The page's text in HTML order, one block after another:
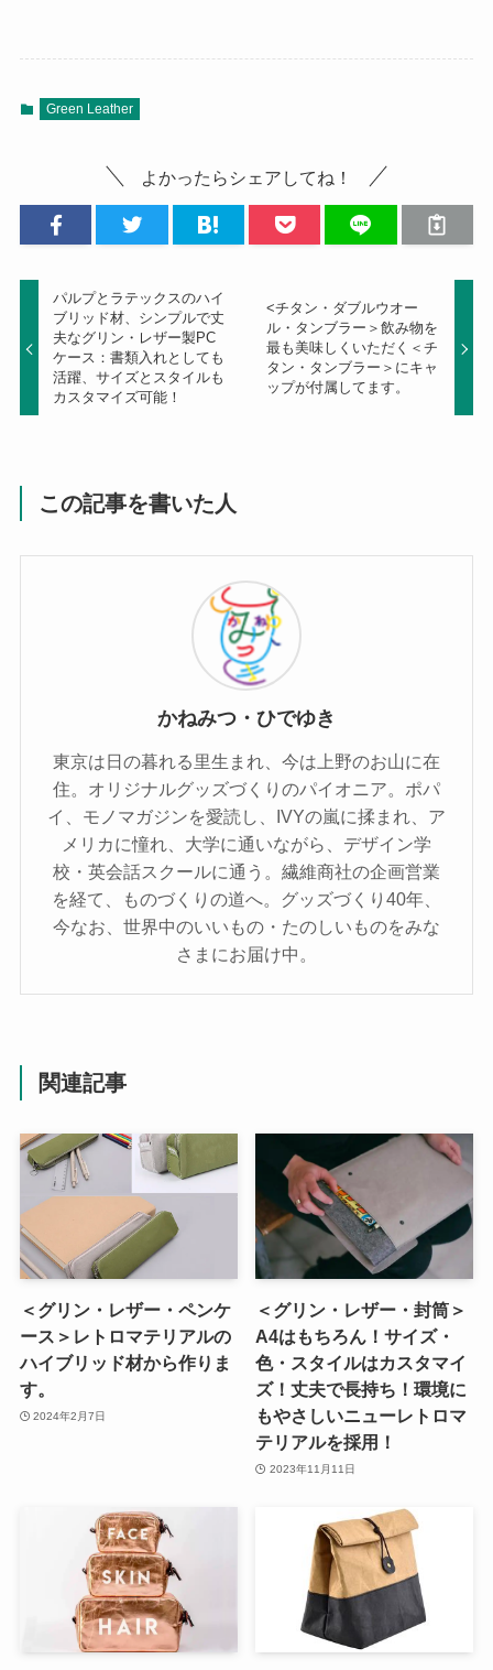
Green Leather
よかったらシェアしてね！
パルプとラテックスのハイ
ブリッド材、シンプルで丈
夫なグリン・レザー製PC
ケース：書類入れとしても
活躍、サイズとスタイルも
カスタマイズ可能！
<チタン・ダブルウオー
ル・タンブラー＞飲み物を
最も美味しくいただく＜チ
タン・タンブラー＞にキャ
ップが付属してます。
この記事を書いた人
かねみつ・ひでゆき
東京は日の暮れる里生まれ、今は上野のお山に在
住。オリジナルグッズづくりのパイオニア。ポパ
イ、モノマガジンを愛読し、IVYの嵐に揉まれ、ア
メリカに憧れ、大学に通いながら、デザイン学
校・英会話スクールに通う。繊維商社の企画営業
を経て、ものづくりの道へ。グッズづくり40年、
今なお、世界中のいいもの・たのしいものをみな
さまにお届け中。
関連記事
＜グリン・レザー・ペンケ
ース＞レトロマテリアルの
ハイブリッド材から作りま
す。
2024年2月7日
＜グリン・レザー・封筒＞
A4はもちろん！サイズ・
色・スタイルはカスタマイ
ズ！丈夫で長持ち！環境に
もやさしいニューレトロマ
テリアルを採用！
2023年11月11日